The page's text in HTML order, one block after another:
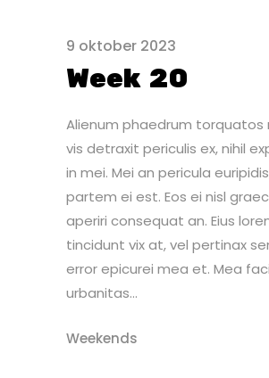
9 oktober 2023
Week 20
Alienum phaedrum torquatos
vis detraxit periculis ex, nihil
in mei. Mei an pericula
partem ei est. Eos ei nisl
aperiri consequat an. Eius
tincidunt vix at, vel pertinax
error epicurei mea et. Mea
urbanitas...
Weekends